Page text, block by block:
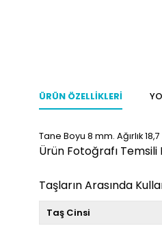
ÜRÜN ÖZELLIKLERI
Tane Boyu 8 mm. Ağırlık
Ürün Fotoğrafı Temsili
Taşların Arasında
Taş Cinsi